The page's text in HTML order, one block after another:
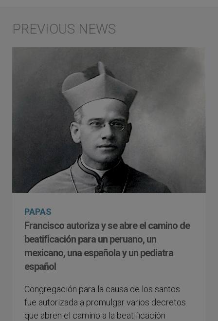
PAPAS
Francisco autoriza y se abre el camino de
beatificación para un peruano, un
mexicano, una española y un pediatra
español
Congregación para la causa de los santos
fue autorizada a promulgar varios decretos
que abren el camino a la beatificación